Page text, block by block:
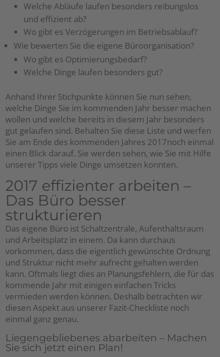
Welche Abläufe laufen besonders reibungslos
und effizient ab?
Wo gibt es Verzögerungen im Betriebsablauf?
Wie bewerten Sie die eigene Büroorganisation?
Wo gibt es Optimierungsbedarf?
Welche Dinge laufen besonders gut?
Anhand Ihrer Stichpunkte können Sie nun sehen,
welche Dinge Sie im kommenden Jahr besser machen
wollen und welche bereits in diesem Jahr besonders
gut gelaufen sind. Behalten Sie diese Liste und werfen
Sie am Ende des kommenden Jahres 2017noch einmal
einen Blick darauf. Sie werden sehen, wie Sie mit Hilfe
unserer Tipps viele Dinge umsetzen konnten.
2017 effizienter arbeiten –
Das Büro besser
strukturieren
Das eigene Büro ist Schaltzentrale, Aufenthaltsraum
und Arbeitsplatz in einem. Da kann durchaus
vorkommen, dass die eigentlich gewünschte Ordnung
und Struktur nicht mehr aufrecht gehalten werden
kann. Oftmals liegt dies an Planungsfehlern, die für das
kommende Jahr mit einigen einfachen Tricks
vermieden werden können. Deshalb betrachten wir
diesen Aspekt aus unserer Fazit-Checkliste noch
einmal ganz genau.
Liegengebliebenes abarbeiten – Machen
Sie sich jetzt einen Plan!